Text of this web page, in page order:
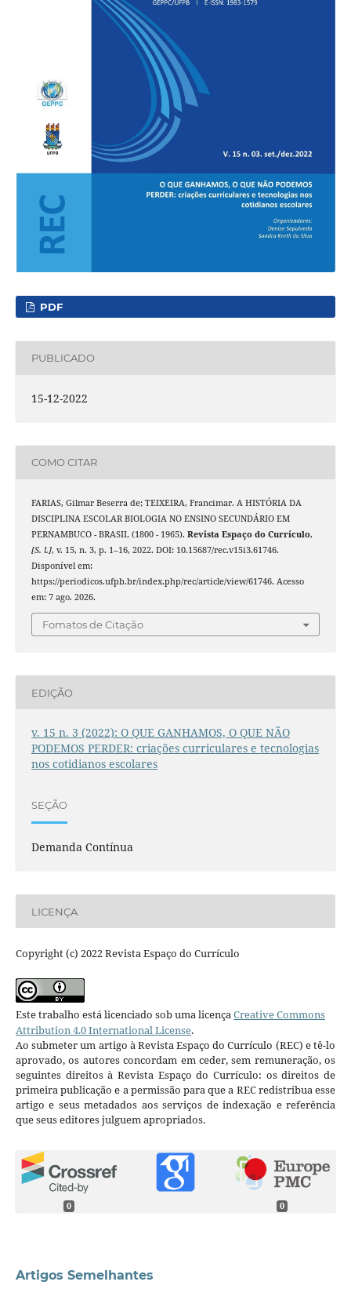
PDF
PUBLICADO
15-12-2022
COMO CITAR
FARIAS, Gilmar Beserra de; TEIXEIRA, Francimar. A HISTÓRIA DA
DISCIPLINA ESCOLAR BIOLOGIA NO ENSINO SECUNDÁRIO EM
PERNAMBUCO - BRASIL (1800 - 1965). Revista Espaço do Currículo,
[S. l.], v. 15, n. 3, p. 1–16, 2022. DOI: 10.15687/rec.v15i3.61746.
Disponível em:
https://periodicos.ufpb.br/index.php/rec/article/view/61746. Acesso
em: 7 ago. 2026.
Fomatos de Citação
EDIÇÃO
v. 15 n. 3 (2022): O QUE GANHAMOS, O QUE NÃO
PODEMOS PERDER: criações curriculares e tecnologias
nos cotidianos escolares
SEÇÃO
Demanda Contínua
LICENÇA
Copyright (c) 2022 Revista Espaço do Currículo
Este trabalho está licenciado sob uma licençaCreative Commons
Attribution 4.0 International License.
Ao submeter um artigo à Revista Espaço do Currículo (REC) e tê-lo
aprovado, os autores concordam em ceder, sem remuneração, os
seguintes direitos à Revista Espaço do Currículo: os direitos de
primeira publicação e a permissão para que a REC redistribua esse
artigo e seus metadados aos serviços de indexação e referência
que seus editores julguem apropriados.
0 0
Artigos Semelhantes